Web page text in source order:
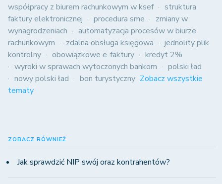
współpracy z biurem rachunkowym w ksef
struktura
faktury elektronicznej
procedura sme
zmiany w
wynagrodzeniach
automatyzacja procesów w biurze
rachunkowym
zdalna obsługa księgowa
jednolity plik
kontrolny
obowiązkowe e-faktury
kredyt 2%
wyroki w sprawach wytoczonych bankom
polski ład
nowy polski ład
bon turystyczny Zobacz wszystkie
tematy
ZOBACZ RÓWNIEŻ
Jak sprawdzić NIP swój oraz kontrahentów?